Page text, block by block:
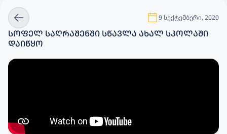
9 სექტემბერი, 2020
ᲡᲝᲤᲔᲚ ᲡᲐᲦᲠᲐᲨᲔᲜᲨᲘ ᲡᲬᲐᲕᲚᲐ ᲐᲮᲐᲚ ᲡᲙᲝᲚᲐᲨᲘ
ᲓᲐᲘᲬᲧᲝ